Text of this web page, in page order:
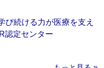
び続ける力が医療を支え
定センター